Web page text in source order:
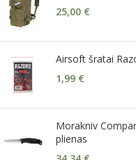
25,00 €
Airsoft šratai
1,99 €
Morakniv
plienas